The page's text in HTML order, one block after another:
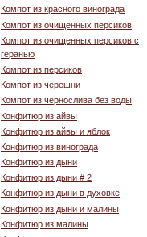
Компот из красного винограда
Компот из очищенных персиков
Компот из очищенных персиков с
геранью
Компот из персиков
Компот из черешни
Компот из чернослива без воды
Конфитюр из айвы
Конфитюр из айвы и яблок
Конфитюр из винограда
Конфитюр из дыни
Конфитюр из дыни # 2
Конфитюр из дыни в духовке
Конфитюр из дыни и малины
Конфитюр из малины